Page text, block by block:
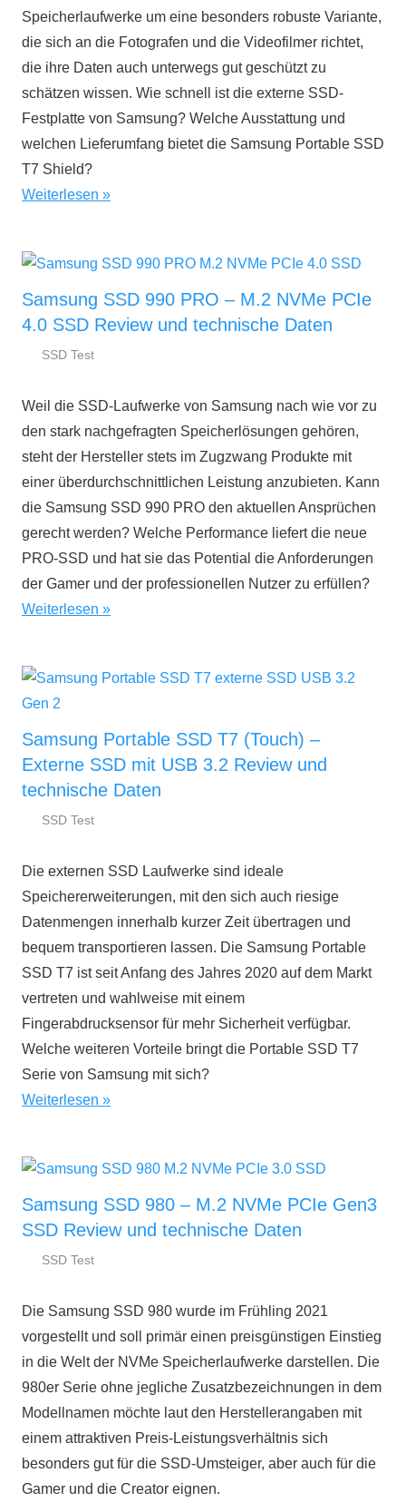
Speicherlaufwerke um eine besonders robuste Variante,
die sich an die Fotografen und die Videofilmer richtet,
die ihre Daten auch unterwegs gut geschützt zu
schätzen wissen. Wie schnell ist die externe SSD-
Festplatte von Samsung? Welche Ausstattung und
welchen Lieferumfang bietet die Samsung Portable SSD
T7 Shield?
Weiterlesen
Samsung SSD 990 PRO – M.2 NVMe PCIe
4.0 SSD Review und technische Daten
November
ratgeber.de
SSD Test
Weil die SSD-Laufwerke von Samsung nach wie vor zu
den stark nachgefragten Speicherlösungen gehören,
steht der Hersteller stets im Zugzwang Produkte mit
einer überdurchschnittlichen Leistung anzubieten. Kann
die Samsung SSD 990 PRO den aktuellen Ansprüchen
gerecht werden? Welche Performance liefert die neue
PRO-SSD und hat sie das Potential die Anforderungen
der Gamer und der professionellen Nutzer zu erfüllen?
Weiterlesen
Samsung Portable SSD T7 (Touch) –
Externe SSD mit USB 3.2 Review und
technische Daten
Juni
ratgeber.de
SSD Test
Die externen SSD Laufwerke sind ideale
Speichererweiterungen, mit den sich auch riesige
Datenmengen innerhalb kurzer Zeit übertragen und
bequem transportieren lassen. Die Samsung Portable
SSD T7 ist seit Anfang des Jahres 2020 auf dem Markt
vertreten und wahlweise mit einem
Fingerabdrucksensor für mehr Sicherheit verfügbar.
Welche weiteren Vorteile bringt die Portable SSD T7
Serie von Samsung mit sich?
Weiterlesen
Samsung SSD 980 – M.2 NVMe PCIe Gen3
SSD Review und technische Daten
April
ratgeber.de
SSD Test
Die Samsung SSD 980 wurde im Frühling 2021
vorgestellt und soll primär einen preisgünstigen Einstieg
in die Welt der NVMe Speicherlaufwerke darstellen. Die
980er Serie ohne jegliche Zusatzbezeichnungen in dem
Modellnamen möchte laut den Herstellerangaben mit
einem attraktiven Preis-Leistungsverhältnis sich
besonders gut für die SSD-Umsteiger, aber auch für die
Gamer und die Creator eignen.